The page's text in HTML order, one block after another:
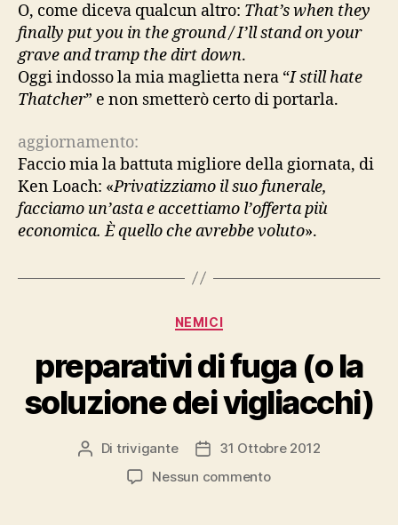
O, come diceva qualcun altro: That’s when they
finally put you in the ground / I’ll stand on your
grave and tramp the dirt down.
Oggi indosso la mia maglietta nera “I still hate
Thatcher” e non smetterò certo di portarla.
aggiornamento:
Faccio mia la battuta migliore della giornata, di
Ken Loach: «Privatizziamo il suo funerale,
facciamo un’asta e accettiamo l’offerta più
economica. È quello che avrebbe voluto».
Categorie
NEMICI
preparativi di fuga (o la
soluzione dei vigliacchi)
Autore
articolo
Di trivigante
Data
dell'articolo
31 Ottobre 2012
Nessun commentosu